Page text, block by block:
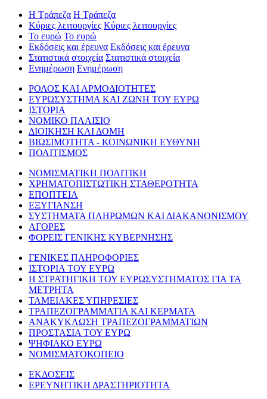
Η Τράπεζα Η Τράπεζα
Κύριες λειτουργίες Κύριες λειτουργίες
Το ευρώ Το ευρώ
Εκδόσεις και έρευνα Εκδόσεις και έρευνα
Στατιστικά στοιχεία Στατιστικά στοιχεία
Ενημέρωση Ενημέρωση
ΡΟΛΟΣ ΚΑΙ ΑΡΜΟΔΙΟΤΗΤΕΣ
ΕΥΡΩΣΥΣΤΗΜΑ ΚΑΙ ΖΩΝΗ ΤΟΥ ΕΥΡΩ
ΙΣΤΟΡΙΑ
ΝΟΜΙΚΟ ΠΛΑΙΣΙΟ
ΔΙΟΙΚΗΣΗ ΚΑΙ ΔΟΜΗ
ΒΙΩΣΙΜΟΤΗΤΑ - ΚΟΙΝΩΝΙΚΗ ΕΥΘΥΝΗ
ΠΟΛΙΤΙΣΜΟΣ
ΝΟΜΙΣΜΑΤΙΚΗ ΠΟΛΙΤΙΚΗ
ΧΡΗΜΑΤΟΠΙΣΤΩΤΙΚΗ ΣΤΑΘΕΡΟΤΗΤΑ
ΕΠΟΠΤΕΙΑ
ΕΞΥΓΙΑΝΣΗ
ΣΥΣΤΗΜΑΤΑ ΠΛΗΡΩΜΩΝ ΚΑΙ ΔΙΑΚΑΝΟΝΙΣΜΟΥ
ΑΓΟΡΕΣ
ΦΟΡΕΙΣ ΓΕΝΙΚΗΣ ΚΥΒΕΡΝΗΣΗΣ
ΓΕΝΙΚΕΣ ΠΛΗΡΟΦΟΡΙΕΣ
ΙΣΤΟΡΙΑ ΤΟΥ ΕΥΡΩ
Η ΣΤΡΑΤΗΓΙΚΗ ΤΟΥ ΕΥΡΩΣΥΣΤΗΜΑΤΟΣ ΓΙΑ ΤΑ
ΜΕΤΡΗΤΑ
ΤΑΜΕΙΑΚΕΣ ΥΠΗΡΕΣΙΕΣ
ΤΡΑΠΕΖΟΓΡΑΜΜΑΤΙΑ ΚΑΙ ΚΕΡΜΑΤΑ
ΑΝΑΚΥΚΛΩΣΗ ΤΡΑΠΕΖΟΓΡΑΜΜΑΤΙΩΝ
ΠΡΟΣΤΑΣΙΑ ΤΟΥ ΕΥΡΩ
ΨΗΦΙΑΚΟ ΕΥΡΩ
ΝΟΜΙΣΜΑΤΟΚΟΠΕΙΟ
ΕΚΔΟΣΕΙΣ
ΕΡΕΥΝΗΤΙΚΗ ΔΡΑΣΤΗΡΙΟΤΗΤΑ